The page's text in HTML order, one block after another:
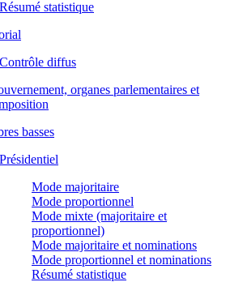
Résumé statistique
Contrôle diffus
organes parlementaires et
basses
Présidentiel
Mode majoritaire
Mode proportionnel
Mode mixte (majoritaire et
proportionnel)
Mode majoritaire et nominations
Mode proportionnel et nominations
Résumé statistique